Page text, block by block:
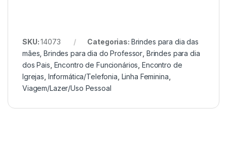
SKU:14073 Categorias: Brindes para dia das
mães ,Brindes para dia do Professor Brindes para dia
dos Pais Encontro de Funcionários Encontro de
Igrejas Informática/Telefonia Linha Feminina
Viagem/Lazer/Uso Pessoal